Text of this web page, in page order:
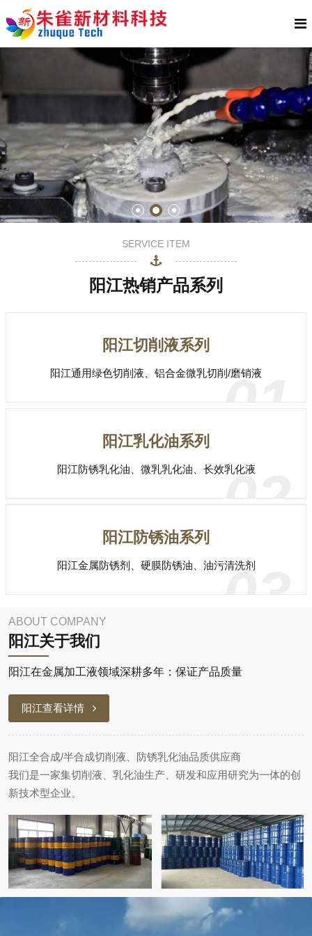
SERVICE ITEM
阳江热销产品系列
阳江切削液系列
阳江通用绿色切削液、铝合金微乳切削/磨销液
01
阳江乳化油系列
阳江防锈乳化油、微乳乳化油、长效乳化液
02
阳江防锈油系列
阳江金属防锈剂、硬膜防锈油、油污清洗剂
03
ABOUT COMPANY
阳江关于我们
阳江在金属加工液领域深耕多年：保证产品质量
阳江查看详情
阳江全合成/半合成切削液、防锈乳化油品质供应商
我们是一家集切削液、乳化油生产、研发和应用研究为一体的创
新技术型企业。